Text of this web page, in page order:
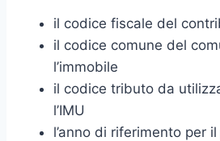
il codice fiscale del
il codice comune del
l’immobile
il codice tributo da
l’IMU
l’anno di riferimento per